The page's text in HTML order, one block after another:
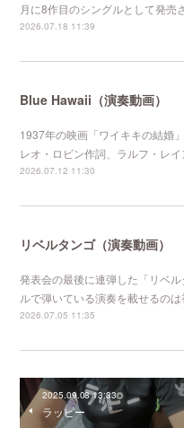
月に8作目のシングルとして発売
2026.07.18 11:39
Blue Hawaii（演奏動画）
1937年の映画「ワイキキの結婚
レオ・ロビン作詞、ラルフ・レ
2026.07.12 11:30
リベルタンゴ（演奏動画）
発表会の最後に連弾した「リベ
ルで弾いている演奏を載せるの
2026.07.05 11:35
2025.09.08 13:33
ラッピー